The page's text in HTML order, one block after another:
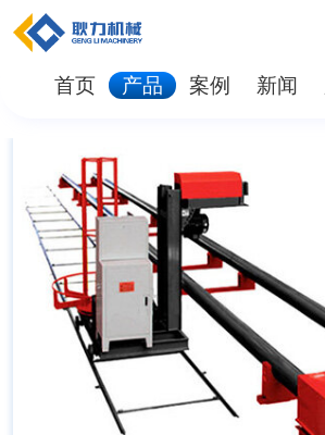
首页 产品 案例 新闻